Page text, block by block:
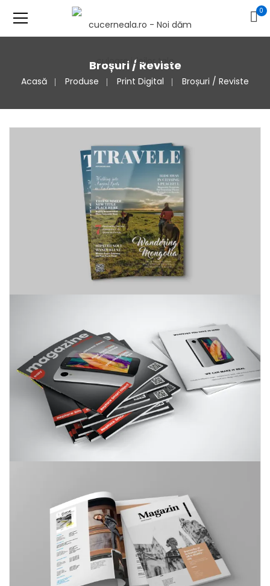
0
Broșuri / Reviste
Acasă Produse Print Digital Broșuri / Reviste